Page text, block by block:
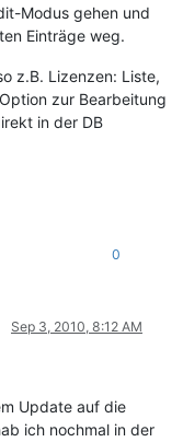
Modus gehen und
Einträge weg.
z.B. Lizenzen: Liste,
zur Bearbeitung
in der DB
0
Sep 3, 2010, 8:12 AM
Update auf die
ich nochmal in der